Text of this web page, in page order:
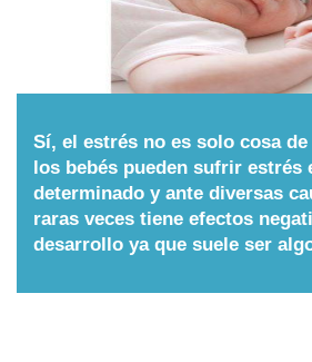
Nombres
Sí, el estrés no es solo cosa
los bebés pueden sufrir estrés
determinado y ante diversas
raras veces tiene efectos
desarrollo ya que suele ser